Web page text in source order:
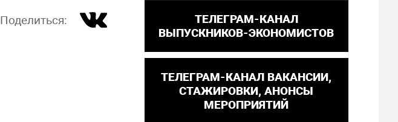
Поделиться:
ТЕЛЕГРАМ-КАНАЛ
ВЫПУСКНИКОВ-ЭКОНОМИСТОВ
ТЕЛЕГРАМ-КАНАЛ ВАКАНСИИ,
СТАЖИРОВКИ, АНОНСЫ
МЕРОПРИЯТИЙ